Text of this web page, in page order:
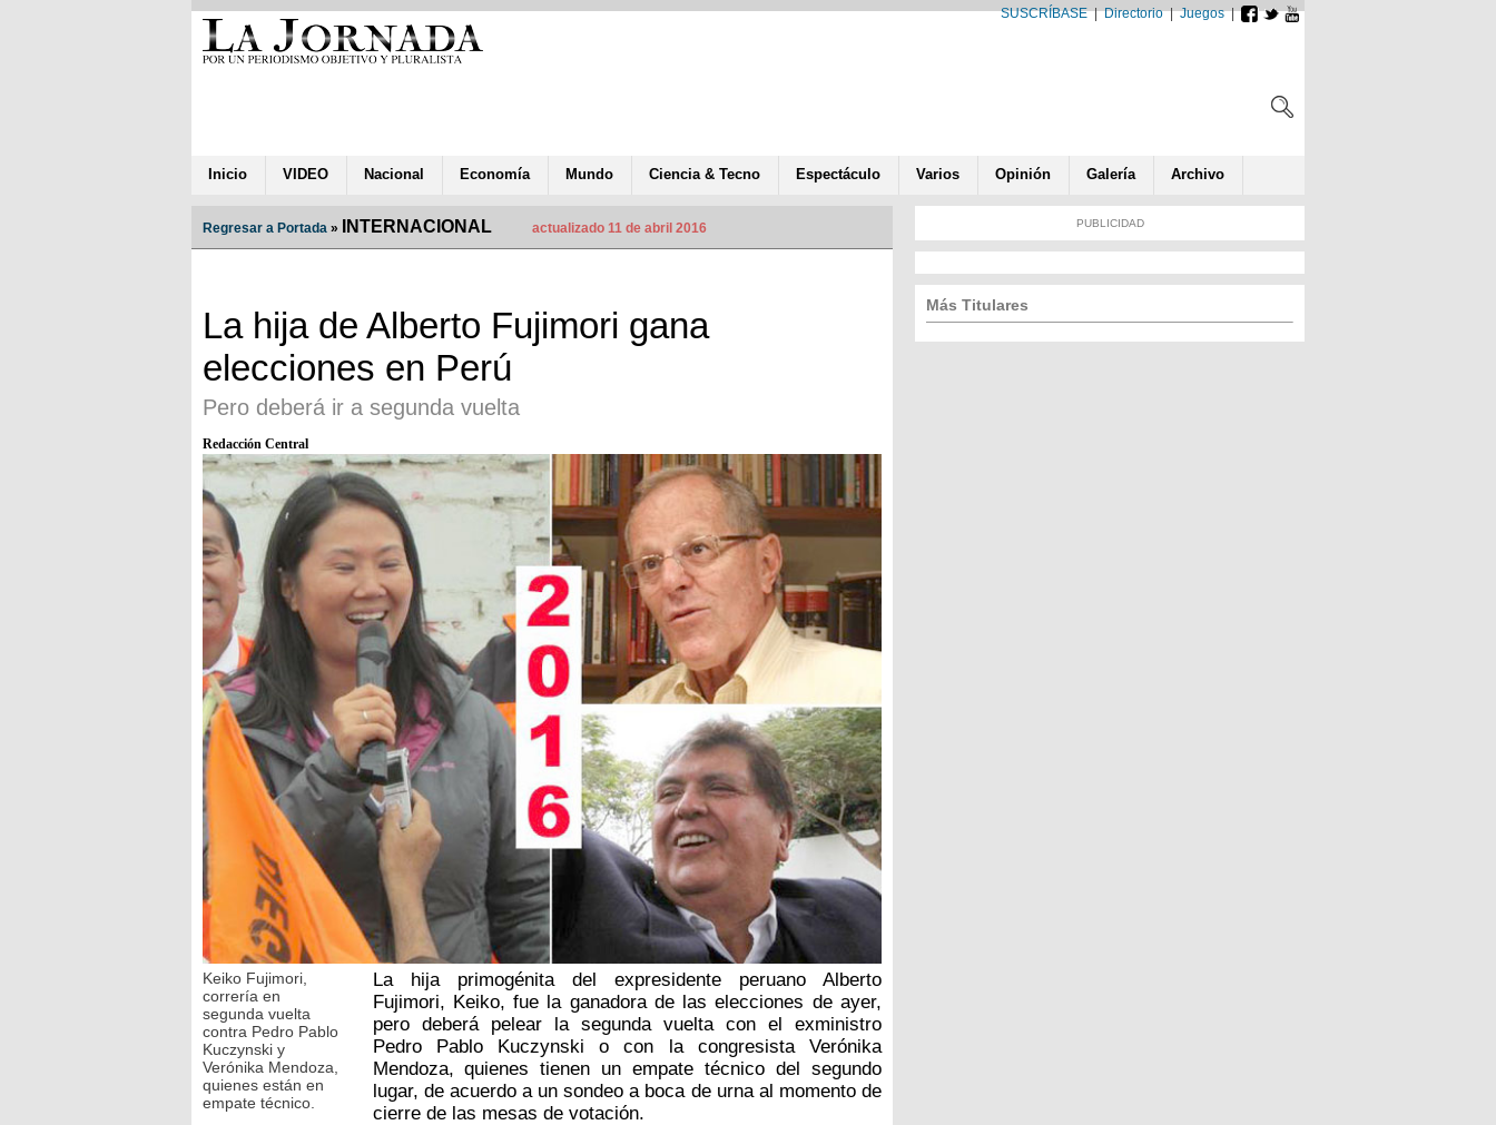
SUSCRÍBASE|Directorio|Juegos|
Inicio VIDEO Nacional Economía Mundo Ciencia & Tecno Espectáculo Varios Opinión Galería Archivo
Regresar a Portada » INTERNACIONAL actualizado 11 de abril 2016
La hija de Alberto Fujimori gana
elecciones en Perú
Pero deberá ir a segunda vuelta
Redacción Central
Keiko Fujimori,
correría en
segunda vuelta
contra Pedro Pablo
Kuczynski y
Verónika Mendoza,
quienes están en
empate técnico.
La hija primogénita del expresidente peruano Alberto
Fujimori, Keiko, fue la ganadora de las elecciones de ayer,
pero deberá pelear la segunda vuelta con el exministro
Pedro Pablo Kuczynski o con la congresista Verónika
Mendoza, quienes tienen un empate técnico del segundo
lugar, de acuerdo a un sondeo a boca de urna al momento de
cierre de las mesas de votación.
PUBLICIDAD
Más Titulares